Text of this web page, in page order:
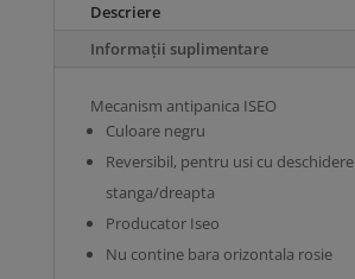
Descriere
Informații suplimentare
Mecanism antipanica ISEO
Culoare negru
Reversibil, pentru usi cu deschidere
stanga/dreapta
Producator Iseo
Nu contine bara orizontala rosie